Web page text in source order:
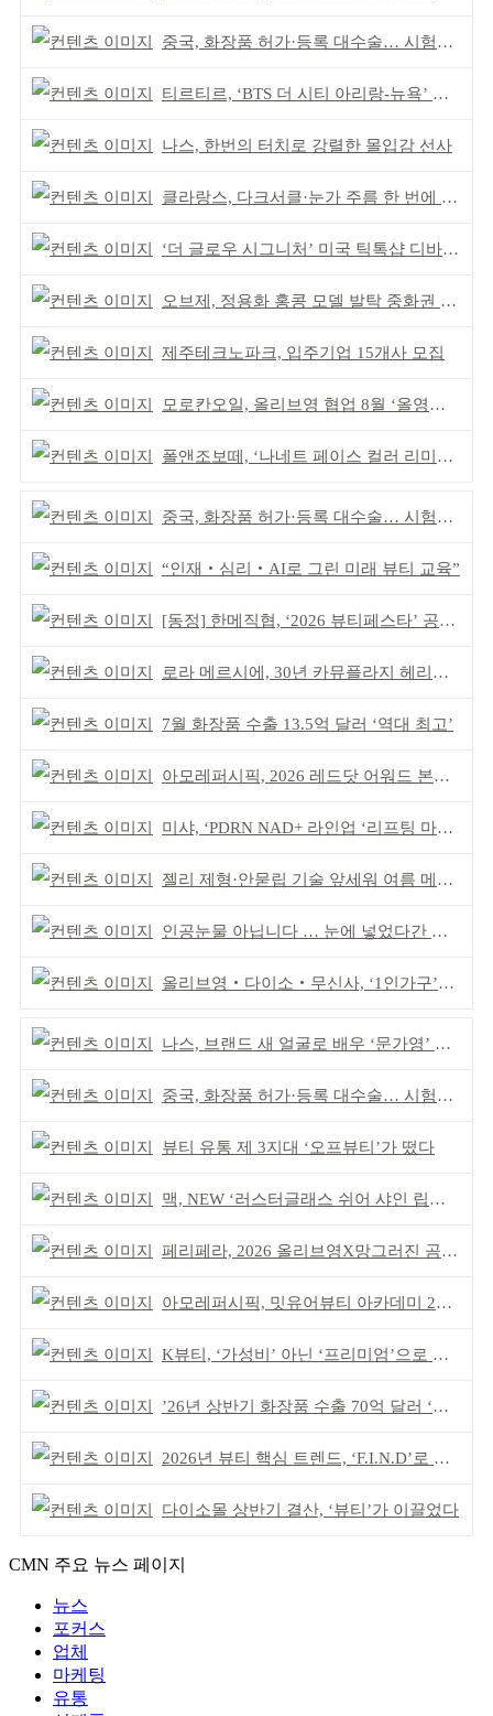
중국, 화장품 허가·등록 대수술… 시험자료 공용 허용
티르티르, ‘BTS 더 시티 아리랑-뉴욕’ 참여
나스, 한번의 터치로 강렬한 몰입감 선사
클라랑스, 다크서클·눈가 주름 한 번에 더블 케어
‘더 글로우 시그니처’ 미국 틱톡샵 디바이스 부문 1위
오브제, 정용화 홍콩 모델 발탁 중화권 공략 강화
제주테크노파크, 입주기업 15개사 모집
모로칸오일, 올리브영 협업 8월 ‘올영픽’ 선정
폴앤조보떼, ‘나네트 페이스 컬러 리미티드’ 출시
중국, 화장품 허가·등록 대수술… 시험자료 공용 허용
“인재‧심리‧AI로 그린 미래 뷰티 교육”
[동정] 한메직협, ‘2026 뷰티페스타’ 공동 주최
로라 메르시에, 30년 카뮤플라지 헤리티지 담아
7월 화장품 수출 13.5억 달러 ‘역대 최고’
아모레퍼시픽, 2026 레드닷 어워드 본상 2개 수상
미샤, ‘PDRN NAD+ 라인업 ‘리프팅 마스크’ 출시
젤리 제형·안묻립 기술 앞세워 여름 메이크업 시장 공략
인공눈물 아닙니다 … 눈에 넣었다간 각막 손상
올리브영‧다이소‧무신사, ‘1인가구’가 이끈다
나스, 브랜드 새 얼굴로 배우 ‘문가영’ 발탁
중국, 화장품 허가·등록 대수술… 시험자료 공용 허용
뷰티 유통 제 3지대 ‘오프뷰티’가 떴다
맥, NEW ‘러스터글래스 쉬어 샤인 립스틱’ 출시
페리페라, 2026 올리브영X망그러진 곰 콜라보
아모레퍼시픽, 밋유어뷰티 아카데미 2기 발대식
K뷰티, ‘가성비’ 아닌 ‘프리미엄’으로 승부걸어야
’26년 상반기 화장품 수출 70억 달러 ‘역대 최고’
2026년 뷰티 핵심 트렌드, ‘F.I.N.D’로 읽는다
다이소몰 상반기 결산, ‘뷰티’가 이끌었다
CMN 주요 뉴스 페이지
뉴스
포커스
업체
마케팅
유통